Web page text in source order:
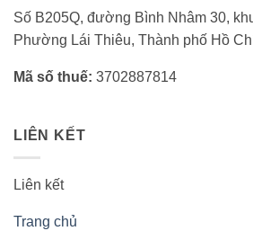
Số B205Q, đường Bình Nhâm 30,
Phường Lái Thiêu, Thành phố Hồ
Mã số thuế: 3702887814
LIÊN KẾT
Liên kết
Trang chủ